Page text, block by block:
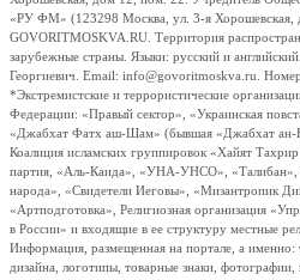
«РУ ФМ» (123298 Москва, ул. 3-я Хорошевская,
GOVORITMOSKVA.RU. Территория
зарубежные страны. Языки: русский и
Георгиевич. Email: info@govoritmoskva.ru.
*Экстремистские и террористические
Федерации: «Правый сектор», «Украинская
«Джабхат Фатх аш-Шам» (бывшая «Джабхат ан-
Коалиция исламских группировок «Хайят
партия, «Аль-Каида», «УНА-УНСО», «Талибан»,
народа», «Свидетели Иеговы», «Мизантропик
«Артподготовка», Религиозная организация
в России» и входящие в ее структуру местные
Информация, размещенная на портале, а именно:
дизайна, логотипы, товарные знаки,